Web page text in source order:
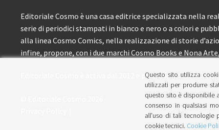
Editoriale Cosmo è una casa editrice specializzata nella
serie di periodici stampati in bianco e nero o a colori e
alla linea Cosmo Comics, nella realizzazione di storie
infine, propone, con i due marchi Cosmo Books e Nona
Editoriale Cosmo è attiva dal 2012 e propone ai lettori
Questo sito utilizza
utilizzati per produrre
questo sito è disponibile
consenso in qualsiasi
all'uso di tali tecnologie
cookie tecnici. Cookie